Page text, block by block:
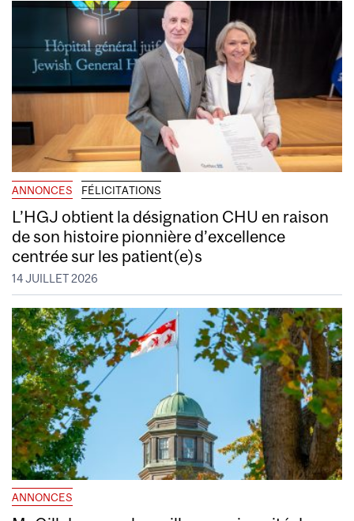
ANNONCES FÉLICITATIONS
L’HGJ obtient la désignation CHU en raison
de son histoire pionnière d’excellence
centrée sur les patient(e)s
14 JUILLET 2026
ANNONCES